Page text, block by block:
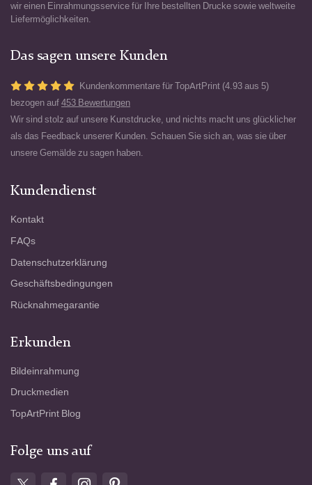
wir einen Einrahmungsservice für Ihre bestellten Drucke sowie weltweite
Liefermöglichkeiten.
Das sagen unsere Kunden
Kundenkommentare für TopArtPrint (4.93 aus 5)
bezogen auf 453 Bewertungen
Wir sind stolz auf unsere Kunstdrucke, und nichts macht uns glücklicher
als das Feedback unserer Kunden. Schauen Sie sich an, was sie über
unsere Gemälde zu sagen haben.
Kundendienst
Kontakt
FAQs
Datenschutzerklärung
Geschäftsbedingungen
Rücknahmegarantie
Erkunden
Bildeinrahmung
Druckmedien
TopArtPrint Blog
Folge uns auf